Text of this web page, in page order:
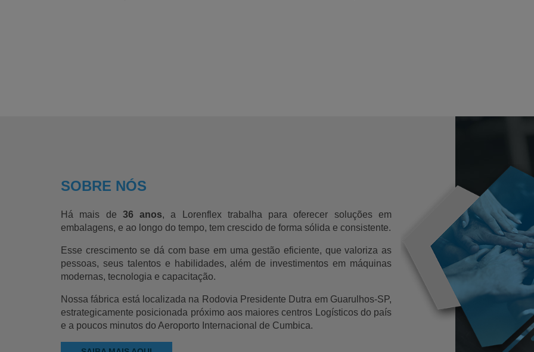
SOBRE NÓS
Há mais de 36 anos, a Lorenflex trabalha para oferecer soluções em
embalagens, e ao longo do tempo, tem crescido de forma sólida e consistente.
Esse crescimento se dá com base em uma gestão eficiente, que valoriza as
pessoas, seus talentos e habilidades, além de investimentos em máquinas
modernas, tecnologia e capacitação.
Nossa fábrica está localizada na Rodovia Presidente Dutra em Guarulhos-SP,
estrategicamente posicionada próximo aos maiores centros Logísticos do país
e a poucos minutos do Aeroporto Internacional de Cumbica.